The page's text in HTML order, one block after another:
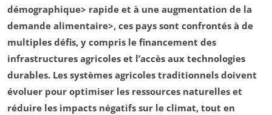
démographique> rapide et à une augmentation de la
demande alimentaire>, ces pays sont confrontés à de
multiples défis, y compris le financement des
infrastructures agricoles et l’accès aux technologies
durables. Les systèmes agricoles traditionnels doivent
évoluer pour optimiser les ressources naturelles et
réduire les impacts négatifs sur le climat, tout en